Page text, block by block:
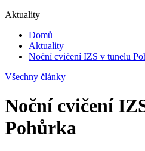
Aktuality
Domů
Aktuality
Noční cvičení IZS v tunelu
Všechny články
Noční cvičení
Pohůrka